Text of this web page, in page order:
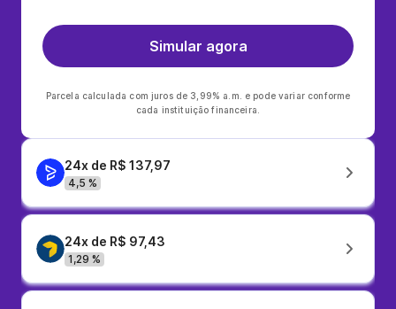
Simular agora
Parcela calculada com juros de 3,99% a.m. e pode variar conforme
cada instituição financeira.
24x de R$ 137,97
4,5 %
24x de R$ 97,43
1,29 %